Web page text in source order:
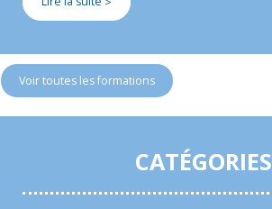
Voir toutes les formations
CATÉGORIES